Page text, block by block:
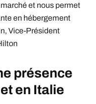
et nous permet
en hébergement
Vice-Président
présence
en Italie